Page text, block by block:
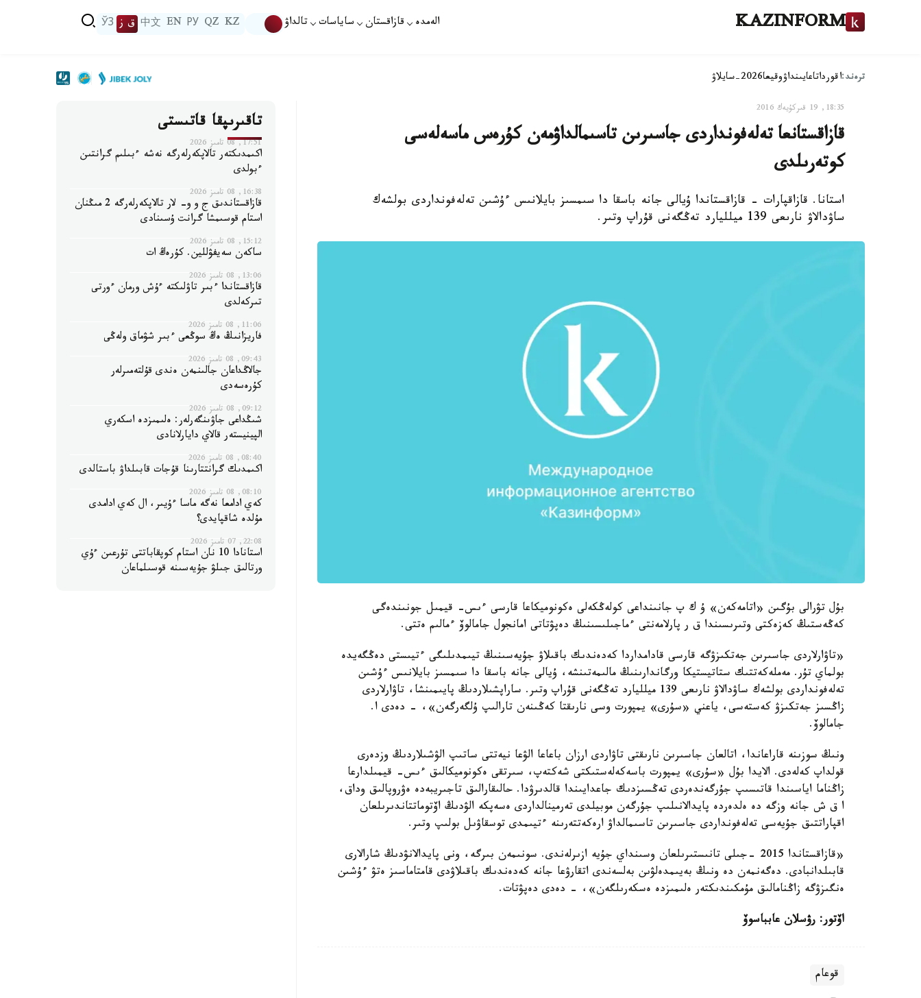
KAZINFORM الەمدە قازاقستان ساياسات تالداۋ KZ
QZ
РУ
EN
中文 ق ز ЎЗ
ترەند:اقورداتاعايىنداۋوقيعا2026-سايلاۋ
18:35, 19 قىركۇيەك 2016
قازاقستانعا تەلەفونداردى جاسىرىن تاسىمالداۋمەن كۇرەس ماسەلەسى
كوتەرىلدى
استانا. قازاقپارات - قازاقستاندا ۇيالى جانە باسقا دا سىمسىز بايلانىس ءۇشىن تەلەفونداردى بولشەك
ساۋدالاۋ نارىعى 139 ميلليارد تەڭگەنى قۇراپ وتىر.
بۇل تۋرالى بۇگىن «اتامەكەن» ۇ ك پ جانىنداعى كولەڭكەلى ەكونوميكاعا قارسى ءىس- قيمىل جونىندەگى
كەڭەستىڭ كەزەكتى وتىرىسىندا ق ر پارلامەنتى ءماجىلىسىنىڭ دەپۋتاتى امانجول جامالوۆ ءمالىم ەتتى.
«تاۋارلاردى جاسىرىن جەتكىزۋگە قارسى قادامداردا كەدەندىك باقىلاۋ جۇيەسىنىڭ تيىمدىلىگى ءتيىستى دەڭگەيدە
بولماي تۇر. مەملەكەتتىك ستاتيستيكا ورگاندارىنىڭ مالىمەتىنشە، ۇيالى جانە باسقا دا سىمسىز بايلانىس ءۇشىن
تەلەفونداردى بولشەك ساۋدالاۋ نارىعى 139 ميلليارد تەڭگەنى قۇراپ وتىر. ساراپشىلاردىڭ پايىمىنشا، تاۋارلاردى
زاڭسىز جەتكىزۋ كەستەسى، ياعني «سۇرى» يمپورت وسى نارىقتا كەڭىنەن تارالىپ ۇلگەرگەن»، - دەدى ا.
جامالوۆ.
ونىڭ سوزىنە قاراعاندا، اتالعان جاسىرىن نارىقتى تاۋاردى ارزان باعاعا الۋعا نيەتتى ساتىپ الۋشىلاردىڭ وزدەرى
قولداپ كەلەدى. الايدا بۇل «سۇرى» يمپورت باسەكەلەستىكتى شەكتەپ، سىرتقى ەكونوميكالىق ءىس- قيمىلدارعا
زاڭناما اياسىندا قاتىسىپ جۇرگەندەردى تەڭسىزدىك جاعدايىندا قالدىرۋدا. حالىقارالىق تاجىريبەدە ەۋروپالىق وداق،
ا ق ش جانە وزگە دە ەلدەردە پايدالانىلىپ جۇرگەن موبيلدى تەرمينالداردى ەسەپكە الۋدىڭ اۆتوماتتاندىرىلعان
اقپاراتتىق جۇيەسى تەلەفونداردى جاسىرىن تاسىمالداۋ ارەكەتتەرىنە ءتيىمدى توسقاۋىل بولىپ وتىر.
«قازاقستاندا 2015 -جىلى تانىستىرىلعان وسىنداي جۇيە ازىرلەندى. سونىمەن بىرگە، ونى پايدالانۋدىڭ شارالارى
قابىلدانبادى. دەگەنمەن دە ونىڭ بەيىمدەلۋىن بەلسەندى اتقارۋعا جانە كەدەندىك باقىلاۋدى قامتاماسىز ەتۋ ءۇشىن
ەنگىزۋگە زاڭنامالىق مۇمكىندىكتەر ەلىمىزدە ەسكەرىلگەن»، - دەدى دەپۋتات.
اۆتور: رۋسلان عابباسوۆ
قوعام
تاقىرىپقا قاتىستى
17:51, 08 تامىز 2026
اكىمدىكتەر تالاپكەرلەرگە نەشە ءبىلىم گرانتىن
ءبولدى
16:38, 08 تامىز 2026
قازاقستاندىق ج و و- لار تالاپكەرلەرگە 2 مىڭنان
استام قوسىمشا گرانت ۇسىنادى
15:12, 08 تامىز 2026
ساكەن سەيفۋللين. كۇرەڭ ات
13:06, 08 تامىز 2026
قازاقستاندا ءبىر تاۋلىكتە ءۇش ورمان ءورتى
تىركەلدى
11:06, 08 تامىز 2026
فاريزانىڭ ەڭ سوڭعى ءبىر شۋماق ولەڭى
09:43, 08 تامىز 2026
جالاڭداعان جالىنمەن ەندى قۇلتەمىرلەر
كۇرەسەدى
09:12, 08 تامىز 2026
شىڭداعى جاۋىنگەرلەر: ەلىمىزدە اسكەري
الپينيستەر قالاي دايارلانادى
08:40, 08 تامىز 2026
اكىمدىك گرانتتارىنا قۇجات قابىلداۋ باستالدى
08:10, 08 تامىز 2026
كەي ادامعا نەگە ماسا ءۇيىر، ال كەي ادامدى
مۇلدە شاقپايدى؟
22:08, 07 تامىز 2026
استانادا 10 نان استام كوپقاباتتى تۇرعىن ءۇي
ورتالىق جىلۋ جۇيەسىنە قوسىلماعان